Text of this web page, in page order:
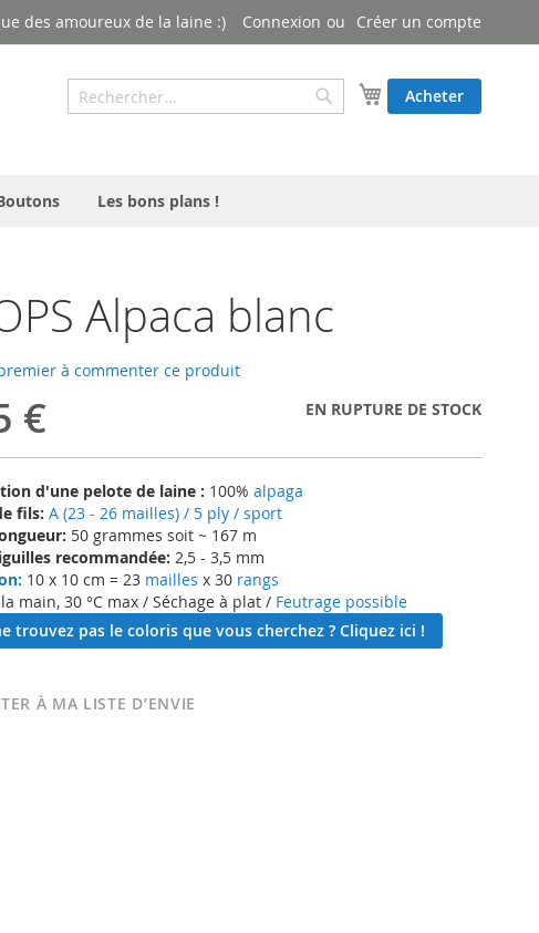
des amoureux de la laine :) Connexion Créer un compte
Mon panier
Acheter
Rechercher
Rechercher
Les bons plans !
Alpaca blanc
à commenter ce produit
€ EN RUPTURE DE STOCK
d'une pelote de laine : 100% alpaga
fils: A (23 - 26 mailles) / 5 ply / sport
50 grammes soit ~ 167 m
recommandée: 2,5 - 3,5 mm
10 x 10 cm = 23 mailles x 30 rangs
main, 30 °C max / Séchage à plat / Feutrage possible
trouvez pas le coloris que vous cherchez ? Cliquez ici !
À MA LISTE D’ENVIE